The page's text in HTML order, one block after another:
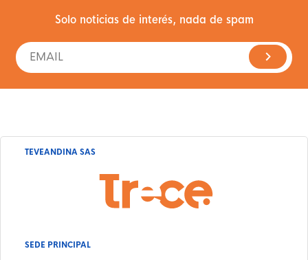
Solo noticias de interés, nada de spam
TEVEANDINA SAS
SEDE PRINCIPAL